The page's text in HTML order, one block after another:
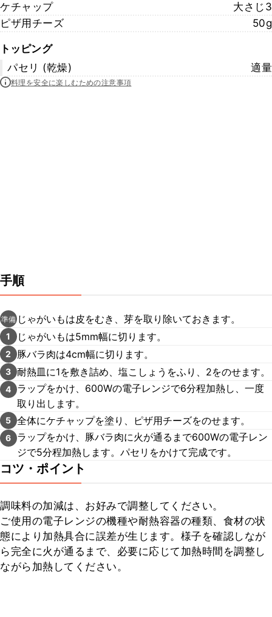
ケチャップ
大さじ3
ピザ用チーズ
50g
トッピング
パセリ (乾燥)
適量
料理を安全に楽しむための注意事項
手順
準備 じゃがいもは皮をむき、芽を取り除いておきます。
1 じゃがいもは5mm幅に切ります。
2 豚バラ肉は4cm幅に切ります。
3 耐熱皿に1を敷き詰め、塩こしょうをふり、2をのせます。
4
ラップをかけ、600Wの電子レンジで6分程加熱し、一度
取り出します。
5 全体にケチャップを塗り、ピザ用チーズをのせます。
6
ラップをかけ、豚バラ肉に火が通るまで600Wの電子レン
ジで5分程加熱します。パセリをかけて完成です。
コツ・ポイント
調味料の加減は、お好みで調整してください。
ご使用の電子レンジの機種や耐熱容器の種類、食材の状
態により加熱具合に誤差が生じます。様子を確認しなが
ら完全に火が通るまで、必要に応じて加熱時間を調整し
ながら加熱してください。